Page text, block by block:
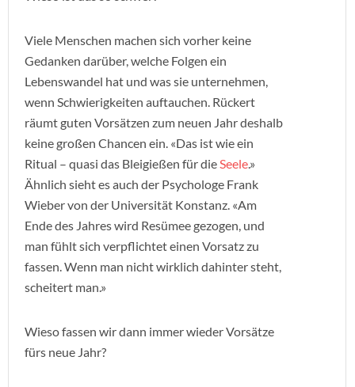
Viele Menschen machen sich vorher keine
Gedanken darüber, welche Folgen ein
Lebenswandel hat und was sie unternehmen,
wenn Schwierigkeiten auftauchen. Rückert
räumt guten Vorsätzen zum neuen Jahr deshalb
keine großen Chancen ein. «Das ist wie ein
Ritual – quasi das Bleigießen für dieSeele.»
Ähnlich sieht es auch der Psychologe Frank
Wieber von der Universität Konstanz. «Am
Ende des Jahres wird Resümee gezogen, und
man fühlt sich verpflichtet einen Vorsatz zu
fassen. Wenn man nicht wirklich dahinter steht,
scheitert man.»
Wieso fassen wir dann immer wieder Vorsätze
fürs neue Jahr?